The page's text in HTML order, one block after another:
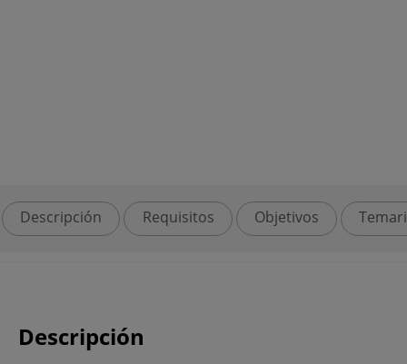
Descripción Requisitos Objetivos
Descripción